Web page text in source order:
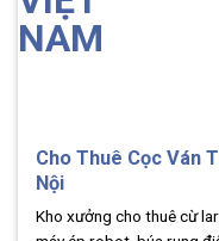
Cho Thuê Cọc Ván
Nội
Kho xưởng cho thuê cừ